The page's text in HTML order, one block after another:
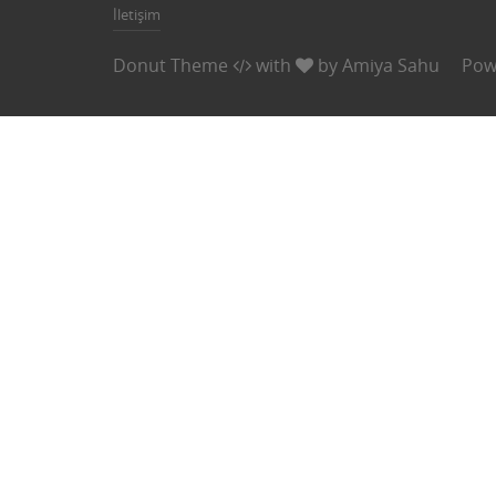
İletişim
Donut Theme with byAmiya Sahu